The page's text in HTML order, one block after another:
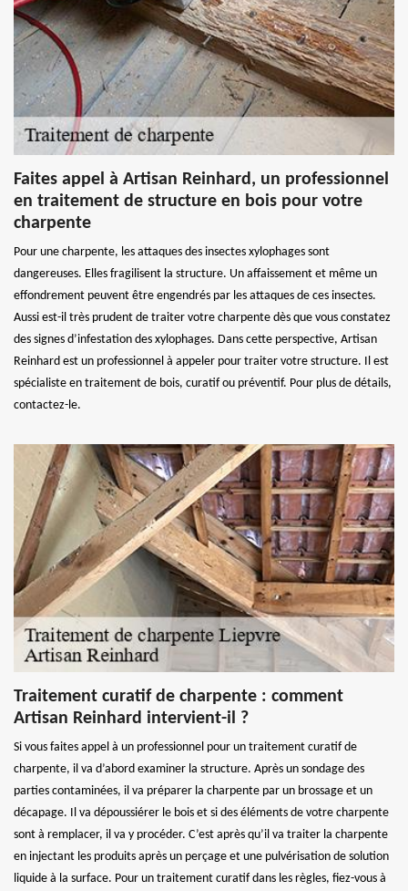
Faites appel à Artisan Reinhard, un professionnel
en traitement de structure en bois pour votre
charpente
Pour une charpente, les attaques des insectes xylophages sont
dangereuses. Elles fragilisent la structure. Un affaissement et même un
effondrement peuvent être engendrés par les attaques de ces insectes.
Aussi est-il très prudent de traiter votre charpente dès que vous constatez
des signes d’infestation des xylophages. Dans cette perspective, Artisan
Reinhard est un professionnel à appeler pour traiter votre structure. Il est
spécialiste en traitement de bois, curatif ou préventif. Pour plus de détails,
contactez-le.
Traitement curatif de charpente : comment
Artisan Reinhard intervient-il ?
Si vous faites appel à un professionnel pour un traitement curatif de
charpente, il va d’abord examiner la structure. Après un sondage des
parties contaminées, il va préparer la charpente par un brossage et un
décapage. Il va dépoussiérer le bois et si des éléments de votre charpente
sont à remplacer, il va y procéder. C’est après qu’il va traiter la charpente
en injectant les produits après un perçage et une pulvérisation de solution
liquide à la surface. Pour un traitement curatif dans les règles, fiez-vous à